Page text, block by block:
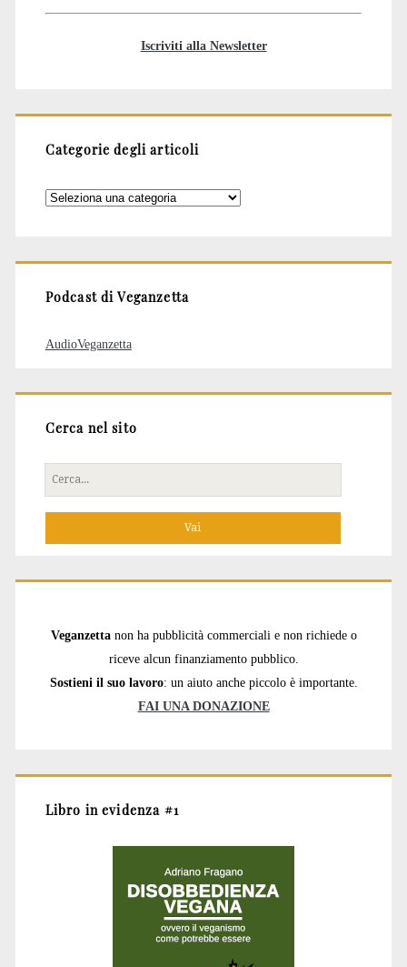
Iscriviti alla Newsletter
Categorie degli articoli
Categorie
Podcast di Veganzetta
AudioVeganzetta
Cerca nel sito
Cerca
per:
Veganzetta non ha pubblicità commerciali e non richiede o
riceve alcun finanziamento pubblico.
Sostieni il suo lavoro: un aiuto anche piccolo è importante.
FAI UNA DONAZIONE
Libro in evidenza #1